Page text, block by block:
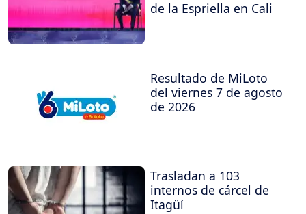
de la Espriella en Cali
Resultado de MiLoto
del viernes 7 de agosto
de 2026
Trasladan a 103
internos de cárcel de
Itagüí